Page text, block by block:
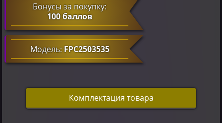
Бонусы за покупку:
100 баллов
Модель:FPC2503535
Комплектация товара